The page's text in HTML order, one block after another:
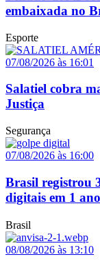
embaixada no
Esporte
07/08/2026 às 16:01
Salatiel cobra
Justiça
Segurança
07/08/2026 às 16:00
Brasil registrou
digitais em 1 ano
Brasil
08/08/2026 às 13:10